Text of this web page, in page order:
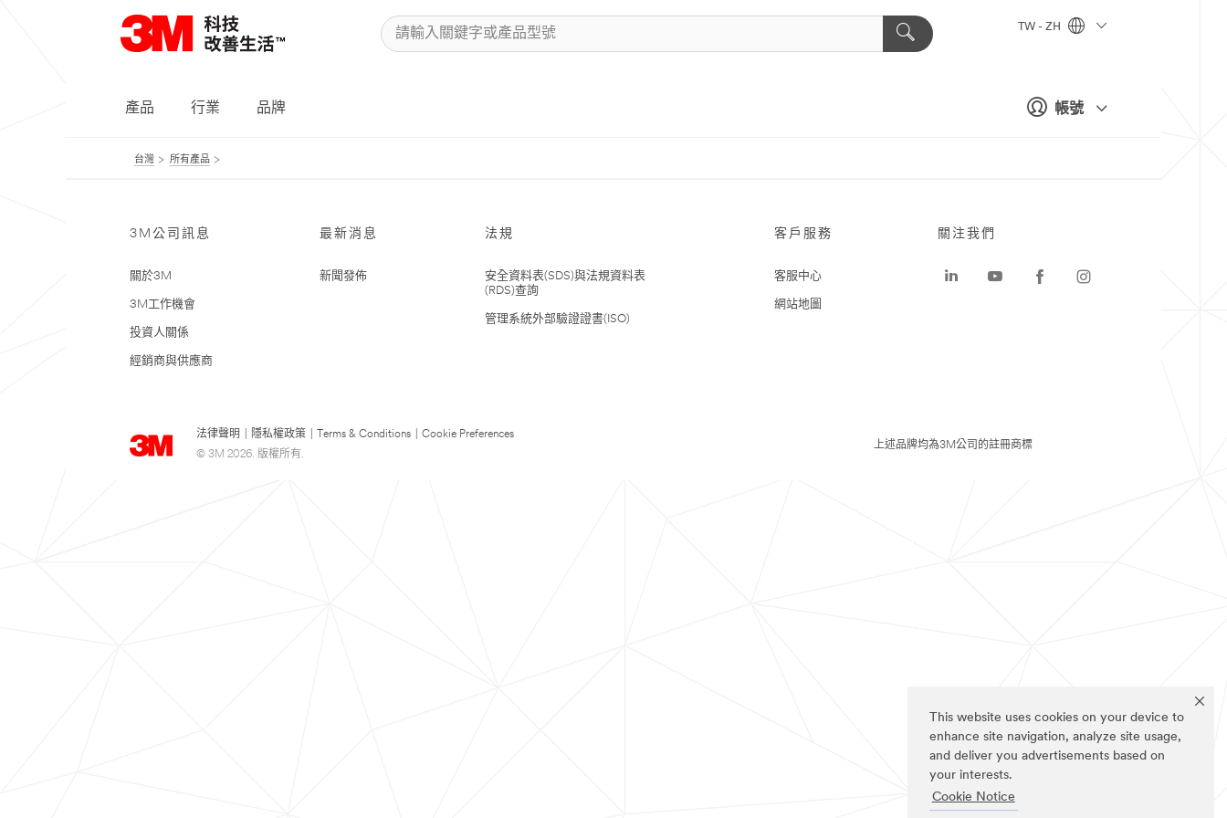
This website uses cookies on your device to
enhance site navigation, analyze site usage,
and deliver you advertisements based on
your interests.
Cookie Notice
帳號
TW - ZH
產品 行業 品牌
台灣 所有產品
3M公司訊息
關於3M
3M工作機會
投資人關係
經銷商與供應商
最新消息
新聞發佈
法規
安全資料表(SDS)與法規資料表
(RDS)查詢
管理系統外部驗證證書(ISO)
客戶服務
客服中心
網站地圖
法律聲明 隱私權政策 Terms & Conditions
Cookie Preferences
© 3M 2026. 版權所有.
關注我們
上述品牌均為3M公司的註冊商標